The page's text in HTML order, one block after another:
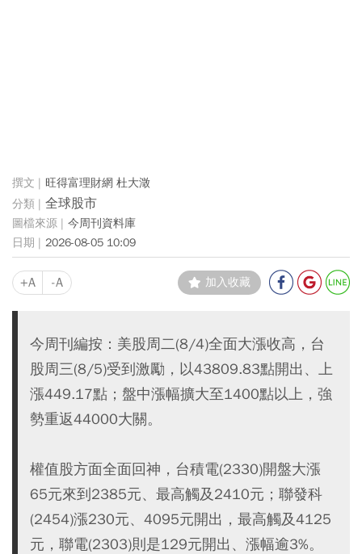
旺得富理財網 杜大澂
全球股市
今周刊資料庫
2026-08-05 10:09
+A -A 加入收藏
今周刊編按：美股周二(8/4)全面大漲收高，台
股周三(8/5)受到激勵，以43809.83點開出、上
漲449.17點；盤中漲幅擴大至1400點以上，強
勢重返44000大關。
權值股方面全面回神，台積電(2330)開盤大漲
65元來到2385元、最高觸及2410元；聯發科
(2454)漲230元、4095元開出，最高觸及4125
元，聯電(2303)則是129元開出、漲幅逾3%。